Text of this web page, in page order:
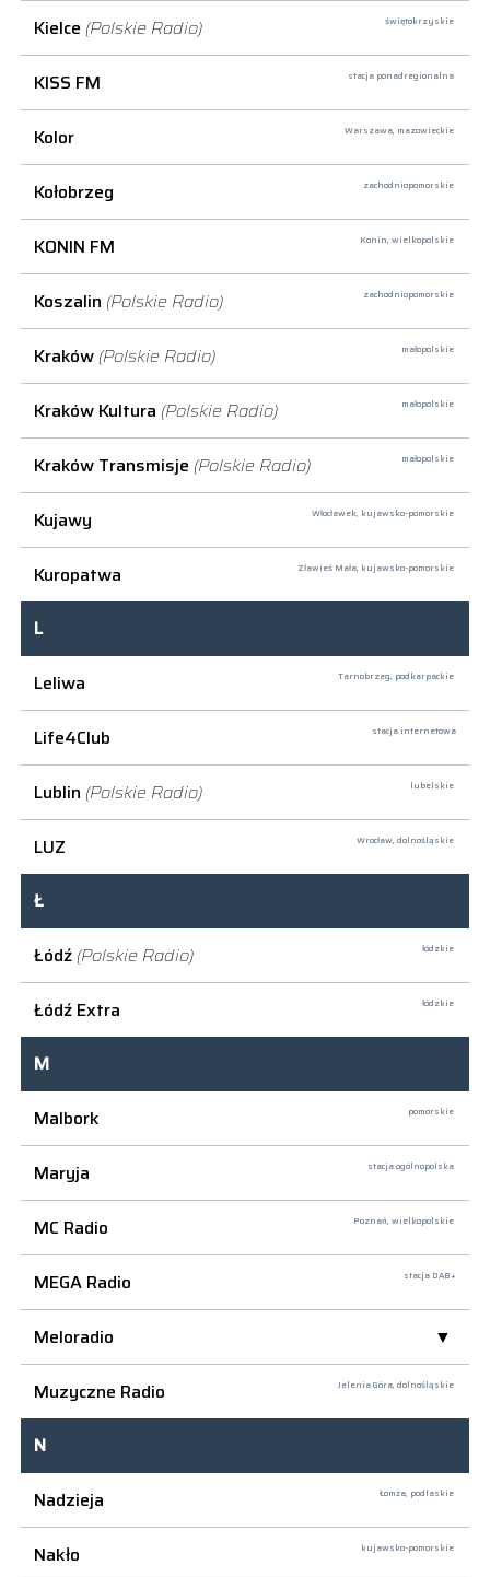
Kielce (Polskie Radio) świętokrzyskie
KISS FM stacja ponadregionalna
Kolor Warszawa, mazowieckie
Kołobrzeg zachodniopomorskie
KONIN FM Konin, wielkopolskie
Koszalin (Polskie Radio) zachodniopomorskie
Kraków (Polskie Radio) małopolskie
Kraków Kultura (Polskie Radio) małopolskie
Kraków Transmisje (Polskie Radio) małopolskie
Kujawy Włocławek, kujawsko-pomorskie
Kuropatwa Zławieś Mała, kujawsko-pomorskie
L
Leliwa
Tarnobrzeg, podkarpackie
Life4Club stacja internetowa
Lublin (Polskie Radio) lubelskie
LUZ Wrocław, dolnośląskie
Ł
Łódź (Polskie Radio) łódzkie
Łódź Extra łódzkie
M
Malbork
pomorskie
Maryja stacja ogólnopolska
MC Radio Poznań, wielkopolskie
MEGA Radio stacja DAB+
Meloradio
Muzyczne Radio
Jelenia Góra, dolnośląskie
N
Nadzieja
Łomża, podlaskie
Nakło kujawsko-pomorskie